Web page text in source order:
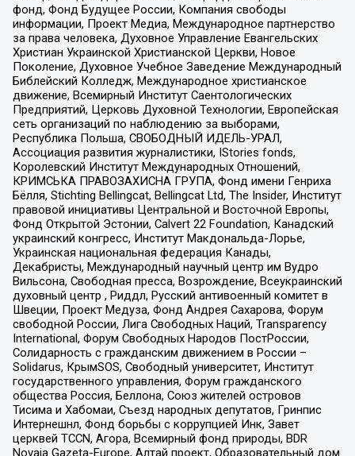
фонд, Фонд Будущее России, Компания свободы
информации, Проект Медиа, Международное партнерство
за права человека, Духовное Управление Евангельских
Христиан Украинской Христианской Церкви, Новое
Поколение, Духовное Учебное Заведение Международный
Библейский Колледж, Международное христианское
движение, Всемирный Институт Саентологических
Предприятий, Церковь Духовной Технологии, Европейская
сеть организаций по наблюдению за выборами,
Республика Польша, СВОБОДНЫЙ ИДЕЛЬ-УРАЛ,
Ассоциация развития журналистики, IStories fonds,
Королевский Институт Международных Отношений,
КРИМСЬКА ПРАВОЗАХИСНА ГРУПА, Фонд имени Генриха
Бёлля, Stichting Bellingcat, Bellingcat Ltd, The Insider, Институт
правовой инициативы Центральной и Восточной Европы,
Фонд Открытой Эстонии, Calvert 22 Foundation, Канадский
украинский конгресс, Институт Макдональда-Лорье,
Украинская национальная федерация Канады,
Декабристы, Международный научный центр им Вудро
Вильсона, Свободная пресса, Возрождение, Всеукраинский
духовный центр , Риддл, Русский антивоенный комитет в
Швеции, Проект Медуза, Фонд Андрея Сахарова, Форум
свободной России, Лига Свободных Наций, Transparеncy
International, Форум Свободных Народов ПостРоссии,
Солидарность с гражданским движением в России –
Solidarus, КрымSOS, Свободный университет, Институт
государственного управления, Форум гражданского
общества Россия, Беллона, Союз жителей островов
Тисима и Хабомаи, Съезд народных депутатов, Гринпис
Интернешнл, Фонд борьбы с коррупцией Инк, Завет
церквей TCCN, Агора, Всемирный фонд природы, BDR
Novaja Gazeta-Europe, Алтай проект, Образовательный дом